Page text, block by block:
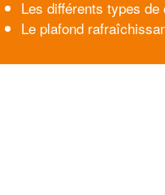
Les différents types de
Le plafond